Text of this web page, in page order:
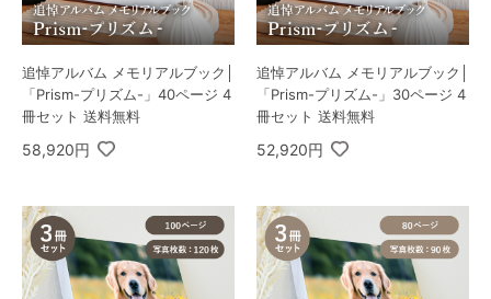
追悼アルバム メモリアルブック│
「Prism-プリズム-」40ページ 4
冊セット 送料無料
58,920円
追悼アルバム メモリアルブック│
「Prism-プリズム-」30ページ 4
冊セット 送料無料
52,920円